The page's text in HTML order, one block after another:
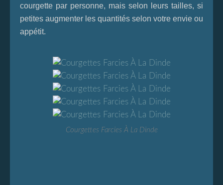
courgette par personne, mais selon leurs tailles, si
petites augmenter les quantités selon votre envie ou
appétit.
Courgettes Farcies À La Dinde